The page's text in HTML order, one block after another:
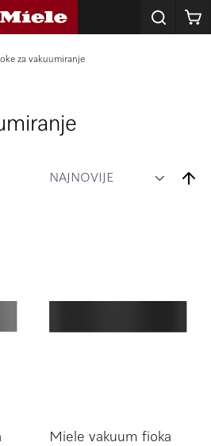
Korpa
za vakuumiranje
Set
Miele vakuum fioka